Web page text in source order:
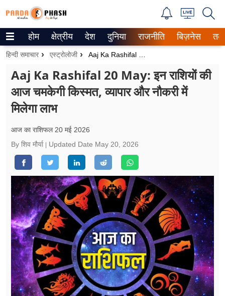
Trending on Google News
वेब स्टोरीज
उत्तर प्रदेश
वीडियो
रिलेशनशिप
जीवन मंत्रा
फूड
सेहत
ब्‍यूटी
होम क्षेत्रीय देश दुनिया राजनीति बिज़नेस
हिन्दी समाचार एस्ट्रोलोजी
Aaj Ka Rashifal 20 May: इन राशियों की
आज चमकेगी किस्मत, व्यापार और नौकरी में
मिलेगा लाभ
आज का राशिफल 20 मई 2026
By शिव मौर्या
Updated Date May 20, 2026